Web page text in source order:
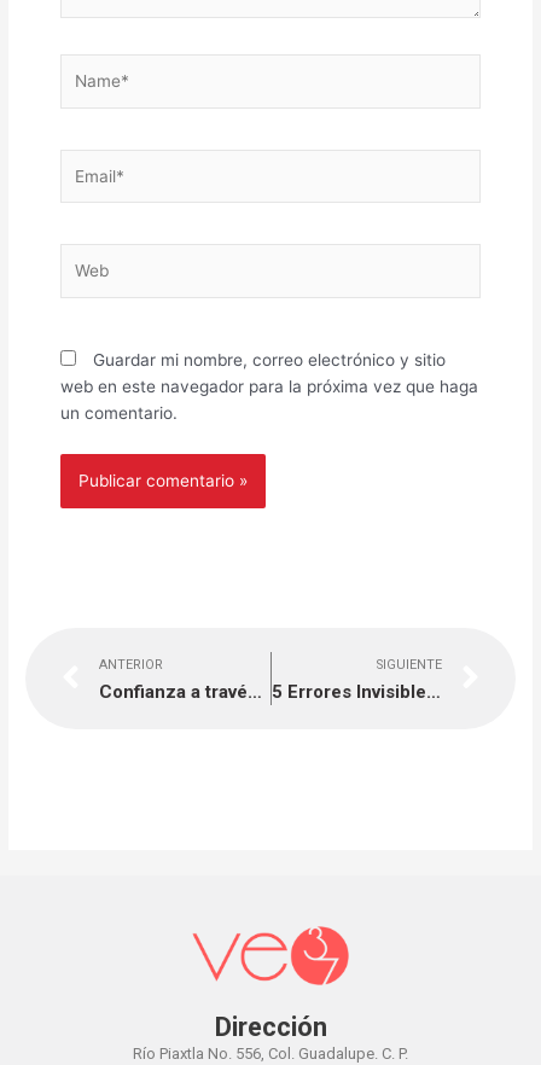
Guardar mi nombre, correo electrónico y sitio
web en este navegador para la próxima vez que haga
un comentario.
ANTERIOR
Confianza a través de Influencers
SIGUIENTE
5 Errores Invisibles que están Matando el Posicionamiento de tu Web
Dirección
Río Piaxtla No. 556, Col. Guadalupe. C. P.